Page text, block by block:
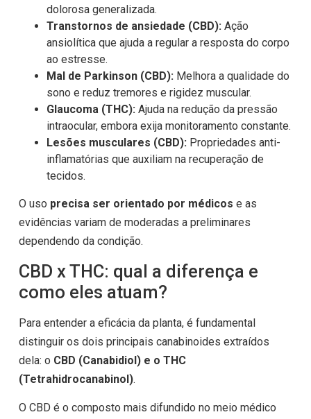
dolorosa generalizada.
Transtornos de ansiedade (CBD):Ação
ansiolítica que ajuda a regular a resposta do corpo
ao estresse.
Mal de Parkinson (CBD):Melhora a qualidade do
sono e reduz tremores e rigidez muscular.
Glaucoma (THC):Ajuda na redução da pressão
intraocular, embora exija monitoramento constante.
Lesões musculares (CBD):Propriedades anti-
inflamatórias que auxiliam na recuperação de
tecidos.
O uso precisa ser orientado por médicos e as
evidências variam de moderadas a preliminares
dependendo da condição.
CBD x THC: qual a diferença e
como eles atuam?
Para entender a eficácia da planta, é fundamental
distinguir os dois principais canabinoides extraídos
dela: o CBD (Canabidiol) e o THC
(Tetrahidrocanabinol).
O CBD é o composto mais difundido no meio médico